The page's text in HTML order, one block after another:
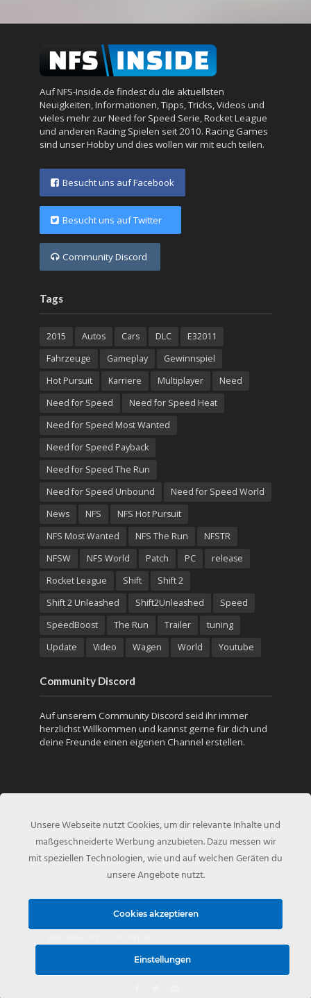
Auf NFS-Inside.de findest du die aktuellsten
Neuigkeiten, Informationen, Tipps, Tricks, Videos und
vieles mehr zur Need for Speed Serie, Rocket League
und anderen Racing Spielen seit 2010. Racing Games
sind unser Hobby und dies wollen wir mit euch teilen.
Besucht uns auf Facebook
Besucht uns auf Twitter
Community Discord
Tags
2015 Autos Cars DLC
E32011
Fahrzeuge
Gameplay
Gewinnspiel
Hot Pursuit
Karriere Multiplayer
Need
Need for Speed
Need for Speed Heat
Need for Speed Most Wanted
Need for Speed Payback
Need for Speed The Run
Need for Speed Unbound
Need for Speed World
News
NFS
NFS Hot Pursuit
NFS Most Wanted
NFS The Run
NFSTR
NFSW
NFS World Patch PC
release
Rocket League
Shift
Shift 2
Shift 2 Unleashed
Shift2Unleashed
Speed
SpeedBoost
The Run Trailer
tuning
Update
Video Wagen World Youtube
Community Discord
Auf unserem Community Discord seid ihr immer
herzlichst Willkommen und kannst gerne für dich und
deine Freunde einen eigenen Channel erstellen.
Copyright © 2010 - Created byNFS-Inside.de
DATENSCHUTZERKLÄRUNG IMPRESSUM
Unsere Webseite nutzt Cookies, um dir relevante Inhalte und
maßgeschneiderte Werbung anzubieten. Dazu messen wir
mit speziellen Technologien, wie und auf welchen Geräten du
unsere Angebote nutzt.
Cookies akzeptieren
Einstellungen